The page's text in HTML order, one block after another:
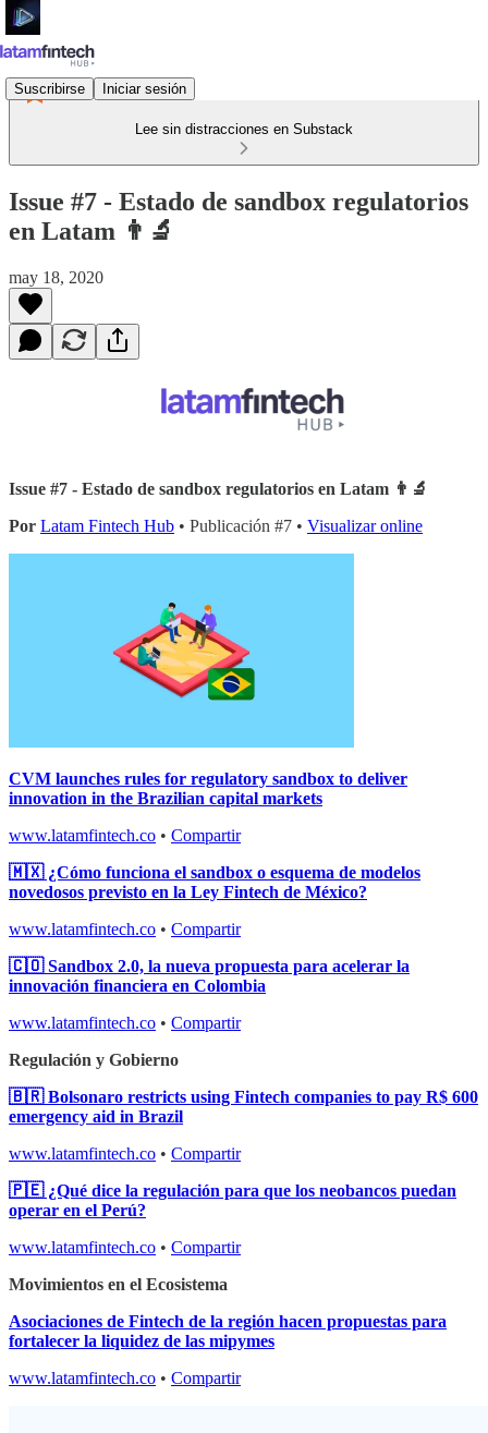
Suscribirse Iniciar sesión
Lee sin distracciones en Substack
Issue #7 - Estado de sandbox regulatorios
en Latam 👨‍🔬
may 18, 2020
Issue #7 - Estado de sandbox regulatorios en Latam 👨‍🔬
Por Latam Fintech Hub • Publicación #7 • Visualizar online
CVM launches rules for regulatory sandbox to deliver
innovation in the Brazilian capital markets
www.latamfintech.co • Compartir
🇲🇽 ¿Cómo funciona el sandbox o esquema de modelos
novedosos previsto en la Ley Fintech de México?
www.latamfintech.co • Compartir
🇨🇴 Sandbox 2.0, la nueva propuesta para acelerar la
innovación financiera en Colombia
www.latamfintech.co • Compartir
Regulación y Gobierno
🇧🇷 Bolsonaro restricts using Fintech companies to pay R$ 600
emergency aid in Brazil
www.latamfintech.co • Compartir
🇵🇪 ¿Qué dice la regulación para que los neobancos puedan
operar en el Perú?
www.latamfintech.co • Compartir
Movimientos en el Ecosistema
Asociaciones de Fintech de la región hacen propuestas para
fortalecer la liquidez de las mipymes
www.latamfintech.co • Compartir